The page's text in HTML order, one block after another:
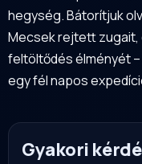
hegység. Bátorítjuk
Mecsek rejtett zugait,
feltöltődés élményét
egy fél napos
Gyakori